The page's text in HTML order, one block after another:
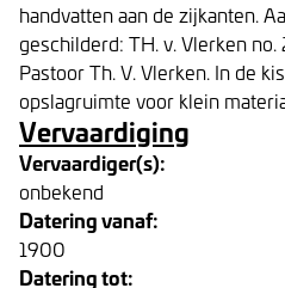
handvatten aan de zijkanten.
geschilderd: TH. v. Vlerken
Pastoor Th. V. Vlerken. In de
opslagruimte voor klein
Vervaardiging
Vervaardiger(s):
onbekend
Datering vanaf:
1900
Datering tot: